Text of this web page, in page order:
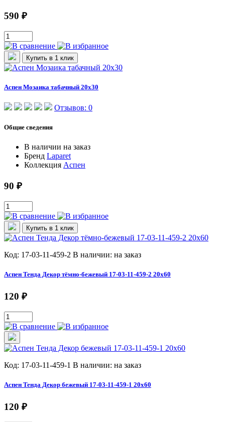
590 ₽
Купить в 1 клик
Аспен Мозаика табачный 20х30
Отзывов: 0
Общие сведения
В наличии на заказ
Бренд Laparet
Коллекция Аспен
90 ₽
Купить в 1 клик
Код: 17-03-11-459-2 В наличии: на заказ
Аспен Тенда Декор тёмно-бежевый 17-03-11-459-2 20х60
120 ₽
Код: 17-03-11-459-1 В наличии: на заказ
Аспен Тенда Декор бежевый 17-03-11-459-1 20х60
120 ₽